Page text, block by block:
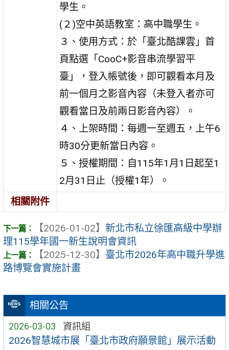
相關公告
2026-03-03 資訊組
2026智慧城市展「臺北市政府願景館」展示活動
學生。
(２)空中英語教室：高中職學生。
３、使用方式：於「臺北酷課雲」首
頁點選「CooC+影音串流學習平
臺」，登入帳號後，即可觀看本月及
前一個月之影音內容（未登入者亦可
觀看當日及前兩日影音內容）。
４、上架時間：每週一至週五，上午6
時30分更新當日內容。
５、授權期間：自115年1月1日起至1
2月31日止（授權1年）。
相關附件
【2026-01-02】 新北市私立徐匯高級中學辦
理115學年國一新生說明會資訊
【2025-12-30】 臺北市2026年高中職升學進
路博覽會實施計畫